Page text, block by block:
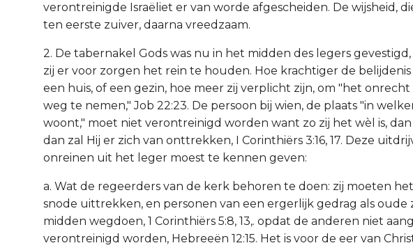
verontreinigde Israëliet er van worde afgescheiden. De wijsheid,
ten eerste zuiver, daarna vreedzaam.
2. De tabernakel Gods was nu in het midden des legers
zij er voor zorgen het rein te houden. Hoe krachtiger de belijdenis
een huis, of een gezin, hoe meer zij verplicht zijn, om "het
weg te nemen," Job 22:23. De persoon bij wien, de plaats "in
woont," moet niet verontreinigd worden want zo zij het wèl is, dan
dan zal Hij er zich van onttrekken, I Corinthiërs 3:16, 17. Deze
onreinen uit het leger moest te kennen geven:
a. Wat de regeerders van de kerk behoren te doen: zij moeten
snode uittrekken, en personen van een ergerlijk gedrag als
midden wegdoen, 1 Corinthiërs 5:8, 13,. opdat de anderen niet
verontreinigd worden, Hebreeën 12:15. Het is voor de eer van